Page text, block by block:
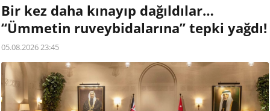
Bir kez daha kınayıp dağıldılar…
“Ümmetin ruveybidalarına” tepki yağdı!
05.08.2026 23:45